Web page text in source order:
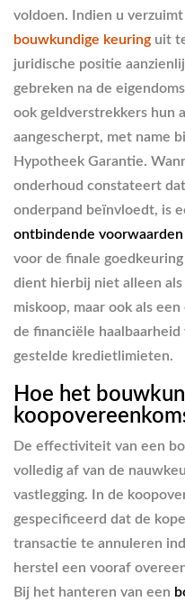
voldoen. Indien u
bouwkundige keuring uit
juridische positie
gebreken na de
ook geldverstrekkers hun
aangescherpt, met name
Hypotheek Garantie.
onderhoud constateert
onderpand beïnvloedt, is
ontbindende voorwaarden
voor de finale
dient hierbij niet alleen
miskoop, maar ook als
de financiële
gestelde kredietlimieten.
Hoe het
De effectiviteit van een
volledig af van de
vastlegging. In de
gespecificeerd dat de
transactie te annuleren
herstel een vooraf
Bij het hanteren van een